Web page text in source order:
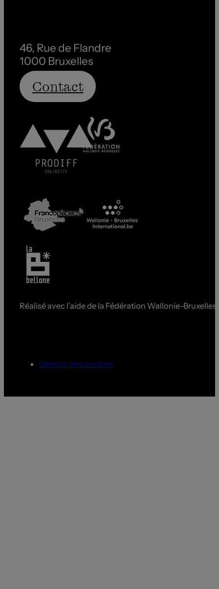
46, Rue de Flandre
1000 Bruxelles
Contact
Réalisé avec l’aide de la Fédération Wallonie-
Gestion des cookies